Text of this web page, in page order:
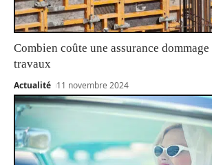
Combien coûte une assurance
travaux
Actualité 11 novembre 2024